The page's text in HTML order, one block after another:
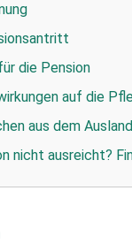
die Pension
auf die
aus dem
nicht ausreicht?